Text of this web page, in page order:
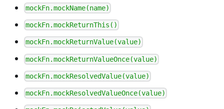
mockFn.mockName(name)
mockFn.mockReturnThis()
mockFn.mockReturnValue(value)
mockFn.mockReturnValueOnce(value)
mockFn.mockResolvedValue(value)
mockFn.mockResolvedValueOnce(value)